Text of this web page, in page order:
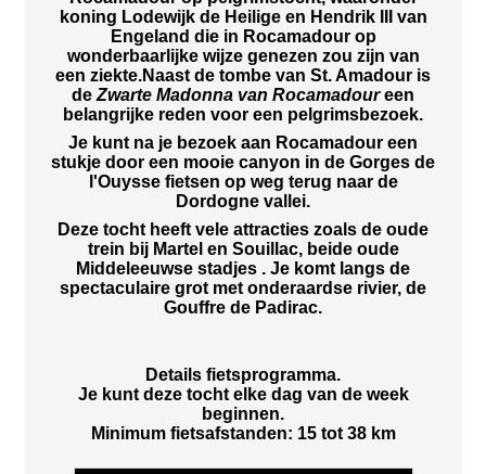
koning Lodewijk de Heilige en Hendrik III van
Engeland die in Rocamadour op
wonderbaarlijke wijze genezen zou zijn van
een ziekte.Naast de tombe van St. Amadour is
de Zwarte Madonna van Rocamadoureen
belangrijke reden voor een pelgrimsbezoek.
Je kunt na je bezoek aan Rocamadour een
stukje door een mooie canyon in de Gorges de
l'Ouysse fietsen op weg terug naar de
Dordogne vallei.
Deze tocht heeft vele attracties zoals de oude
trein bij Martel en Souillac, beide oude
Middeleeuwse stadjes . Je komt langs de
spectaculaire grot met onderaardse rivier, de
Gouffre de Padirac.
Details fietsprogramma.
Je kunt deze tocht elke dag van de week
beginnen.
Minimum fietsafstanden: 15 tot 38 km